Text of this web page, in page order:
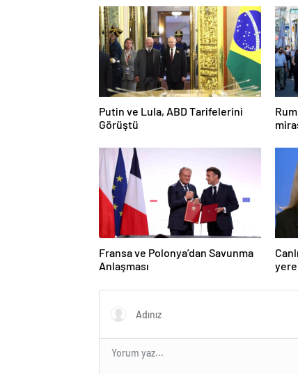
Putin ve Lula, ABD Tarifelerini
Görüştü
Fransa ve Polonya’dan Savunma
Anlaşması
yere